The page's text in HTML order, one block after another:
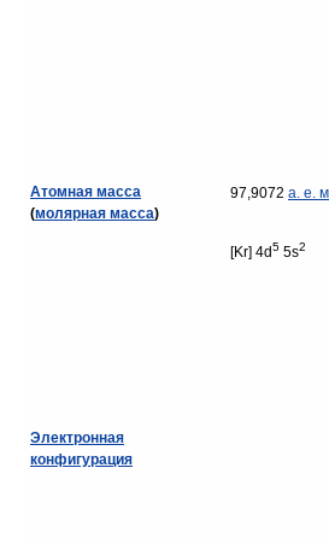
Атомная масса
(молярная масса)
97,9072 а. е.
Электронная
конфигурация
[Kr] 4d5 5s2